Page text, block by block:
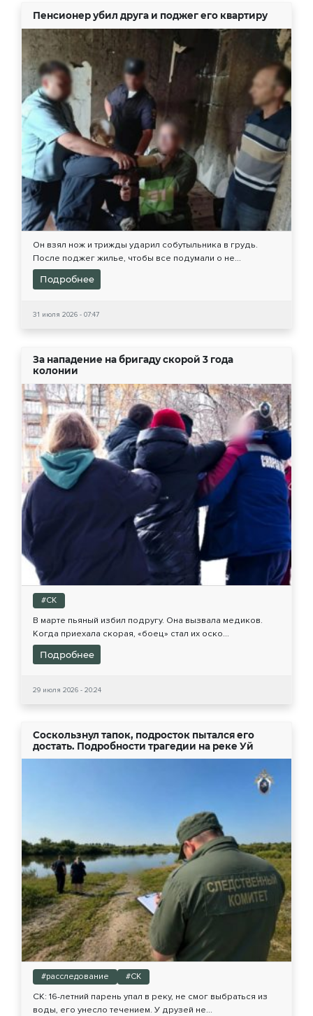
Пенсионер убил друга и поджег его квартиру
Он взял нож и трижды ударил собутыльника в грудь.
После поджег жилье, чтобы все подумали о не...
Подробнее
31 июля 2026 - 07:47
За нападение на бригаду скорой 3 года
колонии
#СК
В марте пьяный избил подругу. Она вызвала медиков.
Когда приехала скорая, «боец» стал их оско...
Подробнее
29 июля 2026 - 20:24
Соскользнул тапок, подросток пытался его
достать. Подробности трагедии на реке Уй
#расследование #СК
СК: 16-летний парень упал в реку, не смог выбраться из
воды, его унесло течением. У друзей не...